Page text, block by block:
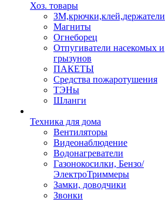
Хоз. товары
ЗМ,крючки,клей,держатели
Магниты
Огнеборец
Отпугиватели насекомых и
грызунов
ПАКЕТЫ
Средства пожаротушения
ТЭНы
Шланги
Техника для дома
Вентиляторы
Видеонаблюдение
Водонагреватели
Газонокосилки, Бензо/
ЭлектроТриммеры
Замки, доводчики
Звонки